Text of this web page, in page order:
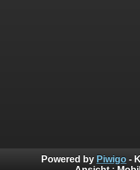
Powered by Piwigo -